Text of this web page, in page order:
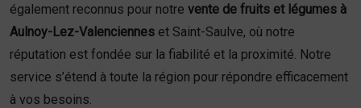
également reconnus pour notre vente de fruits et légumes à
Aulnoy-Lez-Valenciennes et Saint-Saulve, où notre
réputation est fondée sur la fiabilité et la proximité. Notre
service s’étend à toute la région pour répondre efficacement
à vos besoins.